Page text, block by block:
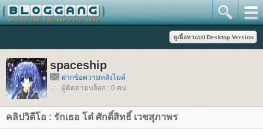
spaceship
ฝากข้อความหลังไมค์
ผู้ติดตามบล็อก : 0 คน
คลิปวิดีโอ : รักเธอ โต๋ ศักดิ์สิทธิ์ เวชสุภาพร